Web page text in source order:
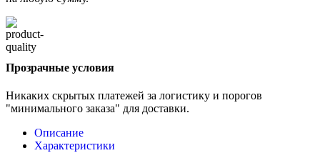
Прозрачные условия
Никаких скрытых платежей за логистику и порогов
"минимального заказа" для доставки.
Описание
Характеристики